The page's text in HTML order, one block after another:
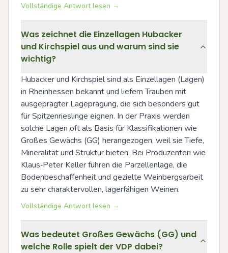
Vollständige Antwort lesen →
Was zeichnet die Einzellagen Hubacker
und Kirchspiel aus und warum sind sie
wichtig?
Hubacker und Kirchspiel sind als Einzellagen (Lagen)
in Rheinhessen bekannt und liefern Trauben mit
ausgeprägter Lageprägung, die sich besonders gut
für Spitzenrieslinge eignen. In der Praxis werden
solche Lagen oft als Basis für Klassifikationen wie
Großes Gewächs (GG) herangezogen, weil sie Tiefe,
Mineralität und Struktur bieten. Bei Produzenten wie
Klaus‑Peter Keller führen die Parzellenlage, die
Bodenbeschaffenheit und gezielte Weinbergsarbeit
zu sehr charaktervollen, lagerfähigen Weinen.
Vollständige Antwort lesen →
Was bedeutet Großes Gewächs (GG) und
welche Rolle spielt der VDP dabei?